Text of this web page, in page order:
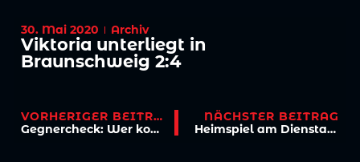
30. Mai 2020 Archiv
Viktoria unterliegt in
Braunschweig 2:4
VORHERIGER BEITRAG
Gegnercheck: Wer kommt besser wieder in Tritt?
NÄCHSTER BEITRAG
Heimspiel am Dienstag gegen Zwickau